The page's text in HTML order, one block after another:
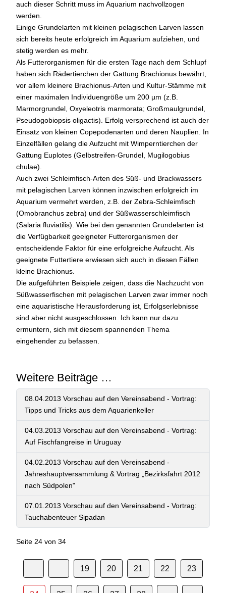
auch dieser Schritt muss im Aquarium nachvollzogen
werden.
Einige Grundelarten mit kleinen pelagischen Larven lassen
sich bereits heute erfolgreich im Aquarium aufziehen, und
stetig werden es mehr.
Als Futterorganismen für die ersten Tage nach dem Schlupf
haben sich Rädertierchen der Gattung Brachionus bewährt,
vor allem kleinere Brachionus-Arten und Kultur-Stämme mit
einer maximalen Individuengröße um 200 µm (z.B.
Marmorgrundel, Oxyeleotris marmorata; Großmaulgrundel,
Pseudogobiopsis oligactis). Erfolg versprechend ist auch der
Einsatz von kleinen Copepodenarten und deren Nauplien. In
Einzelfällen gelang die Aufzucht mit Wimperntierchen der
Gattung Euplotes (Gelbstreifen-Grundel, Mugilogobius
chulae).
Auch zwei Schleimfisch-Arten des Süß- und Brackwassers
mit pelagischen Larven können inzwischen erfolgreich im
Aquarium vermehrt werden, z.B. der Zebra-Schleimfisch
(Omobranchus zebra) und der Süßwasserschleimfisch
(Salaria fluviatilis). Wie bei den genannten Grundelarten ist
die Verfügbarkeit geeigneter Futterorganismen der
entscheidende Faktor für eine erfolgreiche Aufzucht. Als
geeignete Futtertiere erwiesen sich auch in diesen Fällen
kleine Brachionus.
Die aufgeführten Beispiele zeigen, dass die Nachzucht von
Süßwasserfischen mit pelagischen Larven zwar immer noch
eine aquaristische Herausforderung ist, Erfolgserlebnisse
sind aber nicht ausgeschlossen. Ich kann nur dazu
ermuntern, sich mit diesem spannenden Thema
eingehender zu befassen.
Weitere Beiträge …
08.04.2013 Vorschau auf den Vereinsabend - Vortrag:
Tipps und Tricks aus dem Aquarienkeller
04.03.2013 Vorschau auf den Vereinsabend - Vortrag:
Auf Fischfangreise in Uruguay
04.02.2013 Vorschau auf den Vereinsabend -
Jahreshauptversammlung & Vortrag „Bezirksfahrt 2012
nach Südpolen"
07.01.2013 Vorschau auf den Vereinsabend - Vortrag:
Tauchabenteuer Sipadan
Seite 24 von 34
19 20 21 22 23